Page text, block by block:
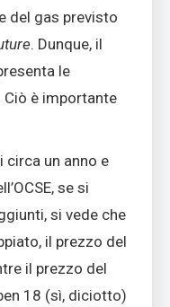
del gas previsto
. Dunque, il
le
Ciò è importante
circa un anno e
se si
si vede che
il prezzo del
il prezzo del
18 (sì, diciotto)